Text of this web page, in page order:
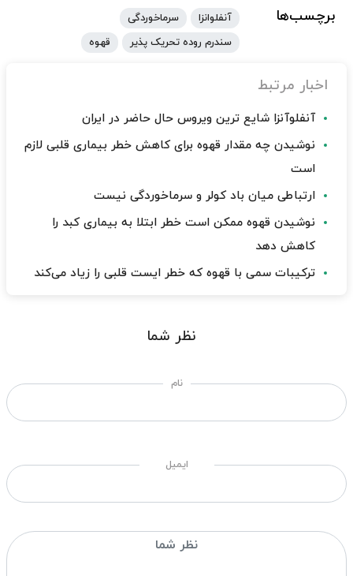
برچسب‌ها آنفلوانزا
سرماخوردگی
سندرم روده تحریک پذیر
قهوه
اخبار مرتبط
آنفلوآنزا شایع ترین ویروس حال حاضر در ایران
نوشیدن چه مقدار قهوه برای کاهش خطر بیماری قلبی لازم
است
ارتباطی میان باد کولر و سرماخوردگی نیست
نوشیدن قهوه ممکن است خطر ابتلا به بیماری کبد را
کاهش دهد
ترکیبات سمی با قهوه که خطر ایست قلبی را زیاد می‌کند
نظر شما
نام
ایمیل